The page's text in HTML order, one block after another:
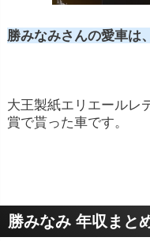
勝みなみさんの愛車は
大王製紙エリエールレ
賞で貰った車です。
勝みなみ 年収まと